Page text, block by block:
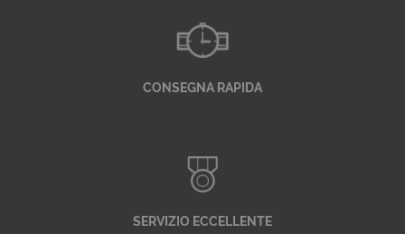
CONSEGNA RAPIDA
SERVIZIO ECCELLENTE